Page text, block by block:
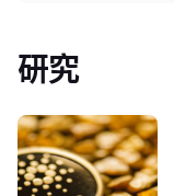
研究